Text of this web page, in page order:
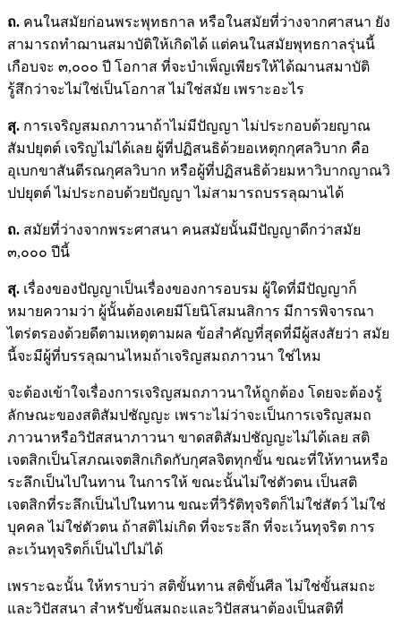
ถ. คนในสมัยก่อนพระพุทธกาล หรือในสมัยที่ว่างจากศาสนา ยัง
สามารถทำฌานสมาบัติให้เกิดได้ แต่คนในสมัยพุทธกาลรุ่นนี้
เกือบจะ ๓,๐๐๐ ปี โอกาส ที่จะบำเพ็ญเพียรให้ได้ฌานสมาบัติ
รู้สึกว่าจะไม่ใช่เป็นโอกาส ไม่ใช่สมัย เพราะอะไร
สุ. การเจริญสมถภาวนาถ้าไม่มีปัญญา ไม่ประกอบด้วยญาณ
สัมปยุตต์ เจริญไม่ได้เลย ผู้ที่ปฏิสนธิด้วยอเหตุกกุศลวิบาก คือ
อุเบกขาสันตีรณกุศลวิบาก หรือผู้ที่ปฏิสนธิด้วยมหาวิบากญาณวิ
ปปยุตต์ ไม่ประกอบด้วยปัญญา ไม่สามารถบรรลุฌานได้
ถ. สมัยที่ว่างจากพระศาสนา คนสมัยนั้นมีปัญญาดีกว่าสมัย
๓,๐๐๐ ปีนี้
สุ. เรื่องของปัญญาเป็นเรื่องของการอบรม ผู้ใดที่มีปัญญาก็
หมายความว่า ผู้นั้นต้องเคยมีโยนิโสมนสิการ มีการพิจารณา
ไตร่ตรองด้วยดีตามเหตุตามผล ข้อสำคัญที่สุดที่มีผู้สงสัยว่า สมัย
นี้จะมีผู้ที่บรรลุฌานไหมถ้าเจริญสมถภาวนา ใช่ไหม
จะต้องเข้าใจเรื่องการเจริญสมถภาวนาให้ถูกต้อง โดยจะต้องรู้
ลักษณะของสติสัมปชัญญะ เพราะไม่ว่าจะเป็นการเจริญสมถ
ภาวนาหรือวิปัสสนาภาวนา ขาดสติสัมปชัญญะไม่ได้เลย สติ
เจตสิกเป็นโสภณเจตสิกเกิดกับกุศลจิตทุกขั้น ขณะที่ให้ทานหรือ
ระลึกเป็นไปในทาน ในการให้ ขณะนั้นไม่ใช่ตัวตน เป็นสติ
เจตสิกที่ระลึกเป็นไปในทาน ขณะที่วิรัติทุจริตก็ไม่ใช่สัตว์ ไม่ใช่
บุคคล ไม่ใช่ตัวตน ถ้าสติไม่เกิด ที่จะระลึก ที่จะเว้นทุจริต การ
ละเว้นทุจริตก็เป็นไปไม่ได้
เพราะฉะนั้น ให้ทราบว่า สติขั้นทาน สติขั้นศีล ไม่ใช่ขั้นสมถะ
และวิปัสสนา สำหรับขั้นสมถะและวิปัสสนาต้องเป็นสติที่